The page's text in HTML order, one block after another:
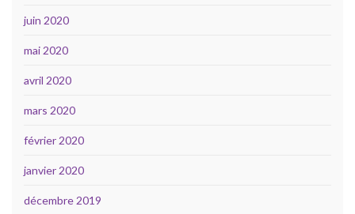
juin 2020
mai 2020
avril 2020
mars 2020
février 2020
janvier 2020
décembre 2019